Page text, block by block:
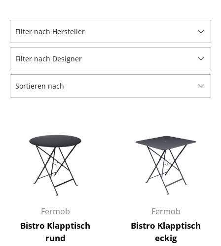
Bürosessel
... alle Sitzmöbel
Tische
Couchtische
Schreibtische
Sekretäre & PC-Tische
Stehtische & Stehpulte
Kindertische
Filter nach Hersteller
Filter nach Designer
Sortieren nach
Fermob
Bistro Klapptisch
rund
Fermob
Bistro Klapptisch
eckig